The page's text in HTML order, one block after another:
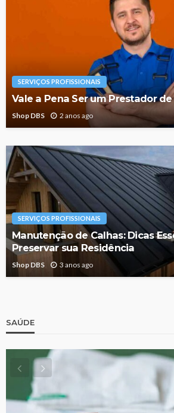
SERVIÇOS PROFISSIONAIS
Vale a Pena Ser um Prestador de
Shop DBS 2 anos ago
SERVIÇOS PROFISSIONAIS
Manutenção de Calhas: Dicas
Preservar sua Residência
Shop DBS 3 anos ago
SAÚDE